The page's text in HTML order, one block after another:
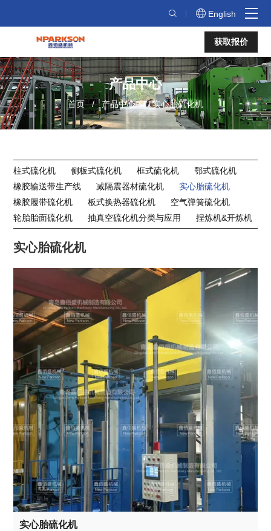
心
硫
化
机
English
获取报价
产品中心
首页 产品中心 实心胎硫化机
柱式硫化机 侧板式硫化机 框式硫化机
鄂式硫化机
橡胶输送带生产线
减隔震器材硫化机
实心胎硫化机
橡胶履带硫化机
板式换热器硫化机
空气弹簧硫化机
轮胎胎面硫化机
抽真空硫化机分类与应用 捏炼机&开炼机
实心胎硫化机
实心胎硫化机